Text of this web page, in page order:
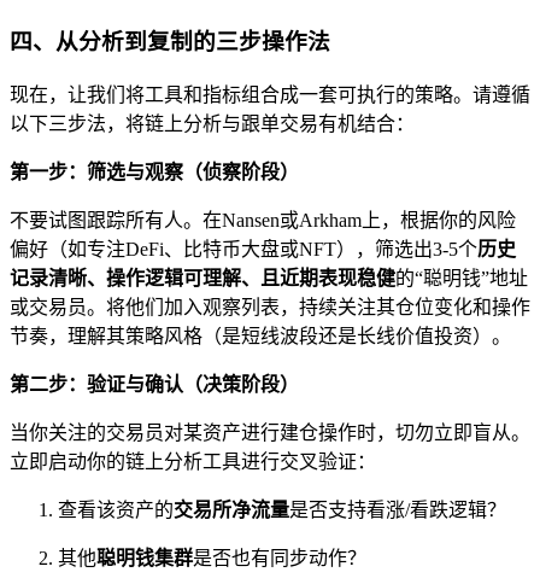
四、从分析到复制的三步操作法
现在，让我们将工具和指标组合成一套可执行的策略。请遵循
以下三步法，将链上分析与跟单交易有机结合：
第一步：筛选与观察（侦察阶段）
不要试图跟踪所有人。在Nansen或Arkham上，根据你的风险
偏好（如专注DeFi、比特币大盘或NFT），筛选出3-5个历史
记录清晰、操作逻辑可理解、且近期表现稳健的“聪明钱”地址
或交易员。将他们加入观察列表，持续关注其仓位变化和操作
节奏，理解其策略风格（是短线波段还是长线价值投资）。
第二步：验证与确认（决策阶段）
当你关注的交易员对某资产进行建仓操作时，切勿立即盲从。
立即启动你的链上分析工具进行交叉验证：
查看该资产的交易所净流量是否支持看涨/看跌逻辑？
其他聪明钱集群是否也有同步动作？